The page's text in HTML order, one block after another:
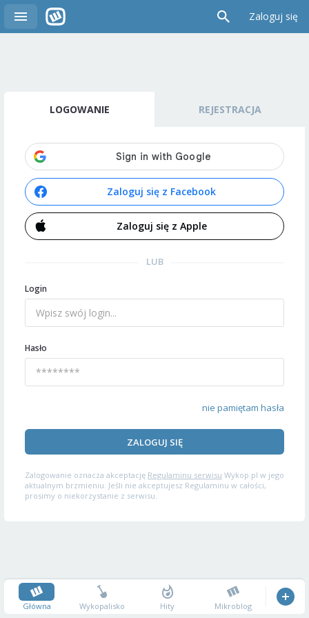
Zaloguj się
LOGOWANIE REJESTRACJA
Zaloguj się z Facebook
Zaloguj się z Apple
LUB
Login
Hasło
nie pamiętam hasła
ZALOGUJ SIĘ
Zalogowanie oznacza akceptację Regulaminu serwisu Wykop.pl w jego
aktualnym brzmieniu. Jeśli nie akceptujesz Regulaminu w całości,
prosimy o niekorzystanie z serwisu.
Główna Wykopalisko Hity Mikroblog